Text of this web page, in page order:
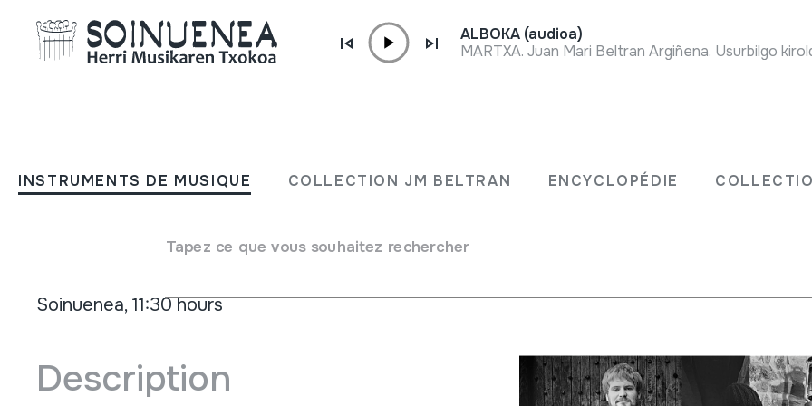
INSTRUMENTS DE MUSIQUE COLLECTION JM BELTRAN ENCYCLOPÉDIE
Tapez ce que vous souhaitez rechercher
ALBOKA (audioa)
MARTXA. Juan Mari Beltran Argiñena. Usurbilgo
Concert didactique de musique
Soinuenea, 11:30 hours
Description
(biolina eta kantua). Haur, guraso,
kontzertu honetan galestarrez